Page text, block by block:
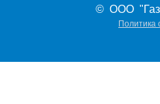
© ООО
Политика